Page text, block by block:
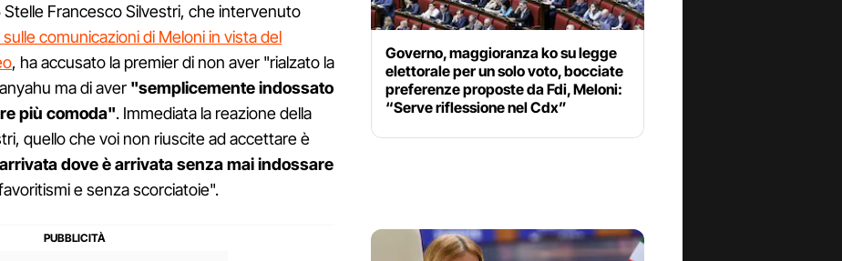
Francesco Silvestri, che intervenuto
comunicazioni di Meloni in vista del
, ha accusato la premier di non aver "rialzato la
ma di aver "semplicemente indossato
più comoda". Immediata la reazione della
quello che voi non riuscite ad accettare è
dove è arrivata senza mai indossare
e senza scorciatoie".
Governo, maggioranza ko su legge
elettorale per un solo voto, bocciate
preferenze proposte da Fdi, Meloni:
“Serve riflessione nel Cdx”